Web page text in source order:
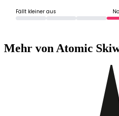
Fällt kleiner aus
Mehr von Atomic